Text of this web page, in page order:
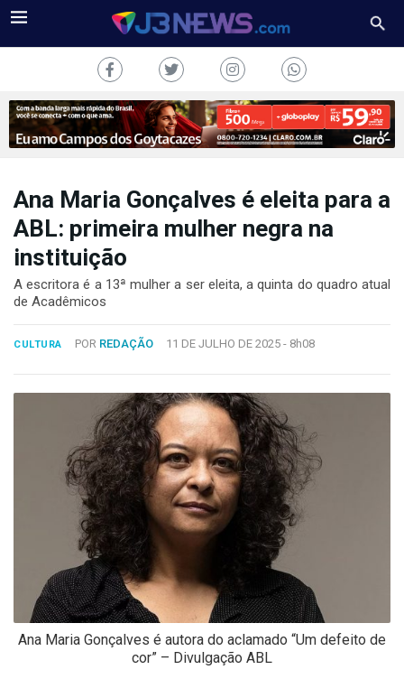
COLUNAS
FALE
CONOSCO
Copyright
2024
Tecnologia
Ana Maria Gonçalves é eleita para a
ABL: primeira mulher negra na
instituição
A escritora é a 13ª mulher a ser eleita, a quinta do quadro atual
de Acadêmicos
CULTURA POR REDAÇÃO 11 DE JULHO DE 2025 - 8h08
Ana Maria Gonçalves é autora do aclamado “Um defeito de
cor” – Divulgação ABL